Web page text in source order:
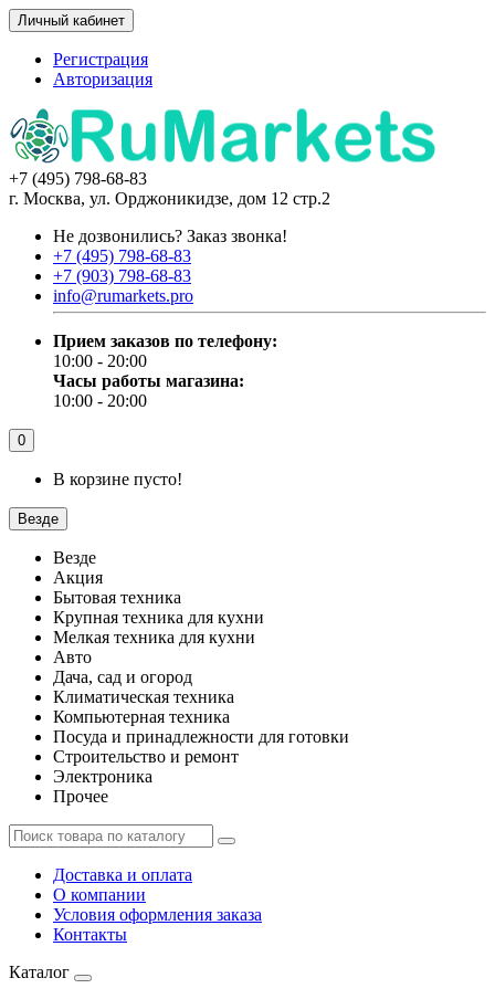
Личный кабинет
Регистрация
Авторизация
+7 (495) 798-68-83
г. Москва, ул. Орджоникидзе, дом 12 стр.2
Не дозвонились? Заказ звонка!
+7 (495) 798-68-83
+7 (903) 798-68-83
info@rumarkets.pro
Прием заказов по телефону:
10:00 - 20:00
Часы работы магазина:
10:00 - 20:00
0
В корзине пусто!
Везде
Везде
Акция
Бытовая техника
Крупная техника для кухни
Мелкая техника для кухни
Авто
Дача, сад и огород
Климатическая техника
Компьютерная техника
Посуда и принадлежности для готовки
Строительство и ремонт
Электроника
Прочее
Доставка и оплата
О компании
Условия оформления заказа
Контакты
Каталог